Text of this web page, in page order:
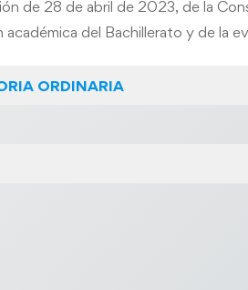
de 28 de abril de 2023, de la
académica del Bachillerato y de la
ORDINARIA